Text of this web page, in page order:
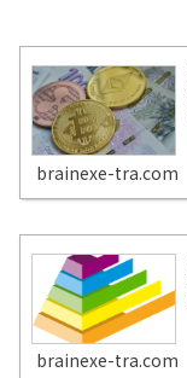
brainexe-tra.com
brainexe-tra.com